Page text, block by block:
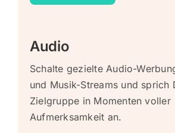
Audio
Schalte gezielte Audio-
und Musik-Streams und sprich
Zielgruppe in Momenten voller
Aufmerksamkeit an.